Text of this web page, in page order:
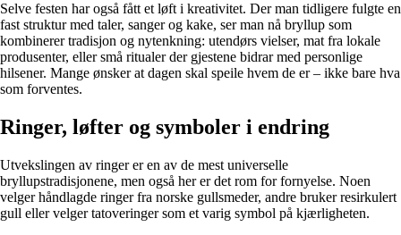
Selve festen har også fått et løft i kreativitet. Der man tidligere fulgte en
fast struktur med taler, sanger og kake, ser man nå bryllup som
kombinerer tradisjon og nytenkning: utendørs vielser, mat fra lokale
produsenter, eller små ritualer der gjestene bidrar med personlige
hilsener. Mange ønsker at dagen skal speile hvem de er – ikke bare hva
som forventes.
Ringer, løfter og symboler i endring
Utvekslingen av ringer er en av de mest universelle
bryllupstradisjonene, men også her er det rom for fornyelse. Noen
velger håndlagde ringer fra norske gullsmeder, andre bruker resirkulert
gull eller velger tatoveringer som et varig symbol på kjærligheten.